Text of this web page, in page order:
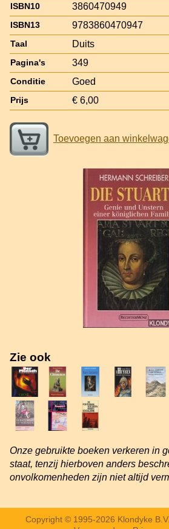
ISBN10 3860470949
ISBN13 9783860470947
Taal Duits
Pagina's 349
Conditie Goed
Prijs € 6,00
Toevoegen aan
Zie ook
Onze gebruikte boeken verkeren in
staat, tenzij hierboven anders
onvolkomenheden zijn niet altijd
Copyright © 1995-2026 Klondyke